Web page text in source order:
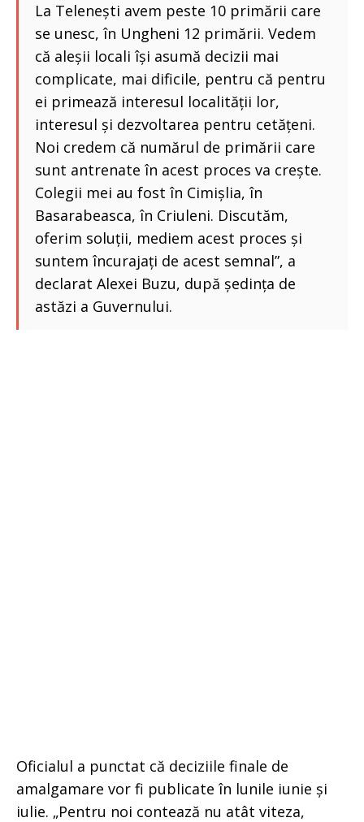
La Telenești avem peste 10 primării care
se unesc, în Ungheni 12 primării. Vedem
că aleșii locali își asumă decizii mai
complicate, mai dificile, pentru că pentru
ei primează interesul localității lor,
interesul și dezvoltarea pentru cetățeni.
Noi credem că numărul de primării care
sunt antrenate în acest proces va crește.
Colegii mei au fost în Cimișlia, în
Basarabeasca, în Criuleni. Discutăm,
oferim soluții, mediem acest proces și
suntem încurajați de acest semnal”, a
declarat Alexei Buzu, după ședința de
astăzi a Guvernului.
Oficialul a punctat că deciziile finale de
amalgamare vor fi publicate în lunile iunie și
iulie. „Pentru noi contează nu atât viteza,